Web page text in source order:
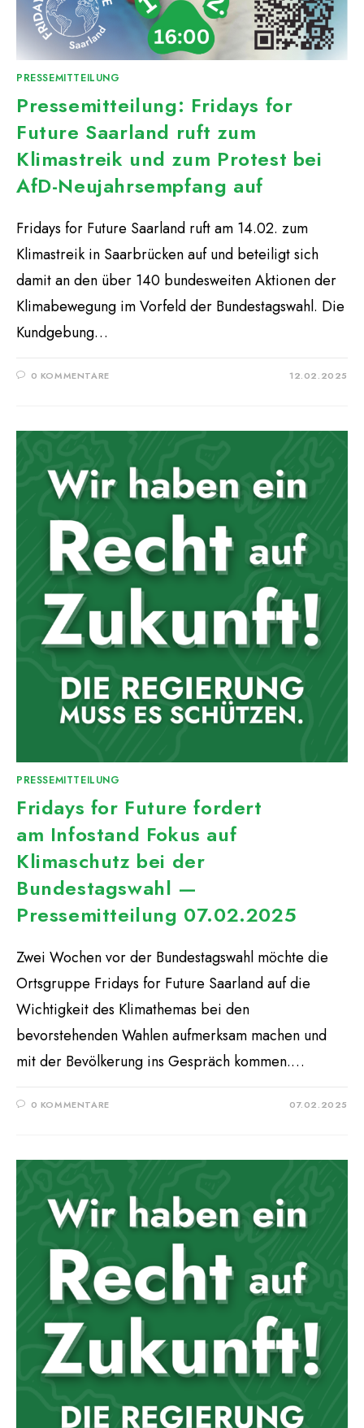
PRESSEMITTEILUNG
Pressemitteilung: Fridays for
Future Saarland ruft zum
Klimastreik und zum Protest bei
AfD-Neujahrsempfang auf
Fridays for Future Saarland ruft am 14.02. zum
Klimastreik in Saarbrücken auf und beteiligt sich
damit an den über 140 bundesweiten Aktionen der
Klimabewegung im Vorfeld der Bundestagswahl. Die
Kundgebung…
0 KOMMENTARE 12.02.2025
PRESSEMITTEILUNG
Fridays for Future fordert
am Infostand Fokus auf
Klimaschutz bei der
Bundestagswahl —
Pressemitteilung 07.02.2025
Zwei Wochen vor der Bundestagswahl möchte die
Ortsgruppe Fridays for Future Saarland auf die
Wichtigkeit des Klimathemas bei den
bevorstehenden Wahlen aufmerksam machen und
mit der Bevölkerung ins Gespräch kommen.…
0 KOMMENTARE 07.02.2025